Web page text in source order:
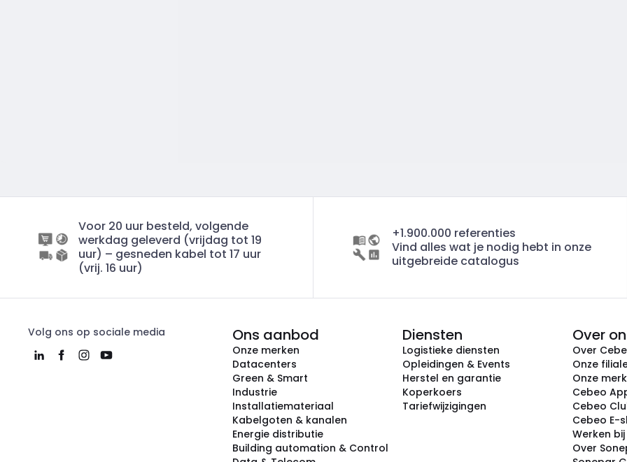
Voor 20 uur besteld, volgende
werkdag geleverd (vrijdag tot 19
uur) – gesneden kabel tot 17 uur
(vrij. 16 uur)
+1.900.000 referenties
Vind alles wat je nodig hebt in onze
uitgebreide catalogus
Volg ons op sociale media Ons aanbod
Onze merken
Datacenters
Green & Smart
Industrie
Installatiemateriaal
Kabelgoten & kanalen
Energie distributie
Building automation & Control
Diensten
Logistieke diensten
Opleidingen & Events
Herstel en garantie
Koperkoers
Tariefwijzigingen
Over
Over
Onze
Onze
Cebeo
Cebeo
Cebeo E-
Werken
Over